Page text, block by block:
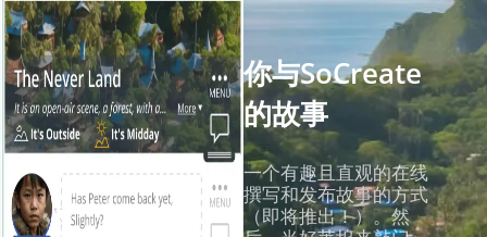
你与SoCreate
的故事
一个有趣且直观的在线
撰写和发布故事的方式
（即将推出！）。然